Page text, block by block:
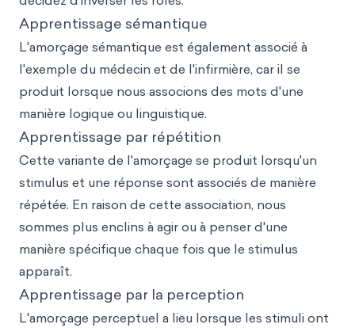
Apprentissage sémantique
L'amorçage sémantique est également associé à
l'exemple du médecin et de l'infirmière, car il se
produit lorsque nous associons des mots d'une
manière logique ou linguistique.
Apprentissage par répétition
Cette variante de l'amorçage se produit lorsqu'un
stimulus et une réponse sont associés de manière
répétée. En raison de cette association, nous
sommes plus enclins à agir ou à penser d'une
manière spécifique chaque fois que le stimulus
apparaît.
Apprentissage par la perception
L'amorçage perceptuel a lieu lorsque les stimuli ont